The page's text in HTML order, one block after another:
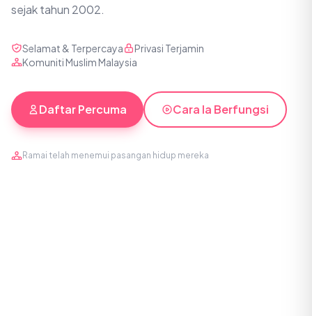
sejak tahun 2002.
Selamat & Terpercaya
Privasi Terjamin
Komuniti Muslim Malaysia
Daftar Percuma Cara Ia Berfungsi
Ramai telah menemui pasangan hidup mereka